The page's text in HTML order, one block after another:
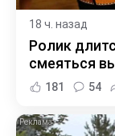
18 ч. назад
Ролик
смеяться
181 54